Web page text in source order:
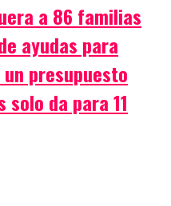
a 86 familias
ayudas para
presupuesto
da para 11